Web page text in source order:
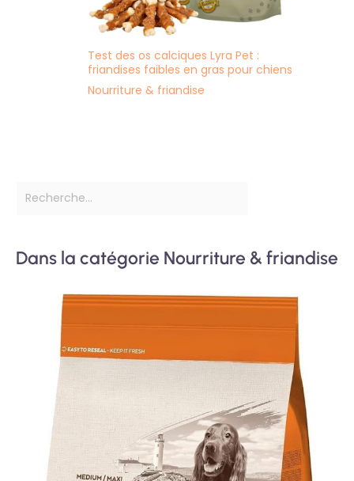
Test des os calciques Lyra Pet :
friandises faibles en gras pour chiens
Nourriture & friandise
Dans la catégorie Nourriture & friandise